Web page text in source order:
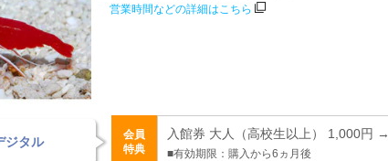
営業時間などの詳細はこちら
ジタル
会員
特典
入館券 大人（高校生以上） 1,000円 →
■有効期限：購入から6ヵ月後